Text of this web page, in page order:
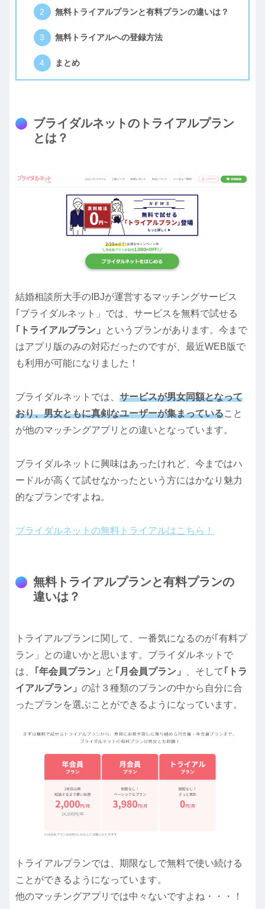
無料トライアルプランと有料プランの違いは？
無料トライアルへの登録方法
まとめ
ブライダルネットのトライアルプラン
とは？
結婚相談所大手のIBJが運営するマッチングサービス
｢ブライダルネット」では、サービスを無料で試せる
｢トライアルプラン」
というプランがあります。今まで
はアプリ版のみの対応だったのですが、最近WEB版で
も利用が可能になりました！
ブライダルネットでは、 サービスが男女同額となって
おり、男女ともに真剣なユーザーが集まっていること
が他のマッチングアプリとの違いとなっています。
ブライダルネットに興味はあったけれど、今まではハ
ードルが高くて試せなかったという方にはかなり魅力
的なプランですよね。
ブライダルネットの無料トライアルはこちら！
無料トライアルプランと有料プランの
違いは？
トライアルプランに関して、一番気になるのが｢有料プ
ラン」との違いかと思います。ブライダルネットで
は、
｢年会員プラン」 と ｢月会員プラン」 、そして ｢トラ
イアルプラン」 の計３種類のプランの中から自分に合
ったプランを選ぶことができるようになっています。
トライアルプランでは、期限なしで無料で使い続ける
ことができるようになっています。
他のマッチングアプリでは中々ないですよね・・・！